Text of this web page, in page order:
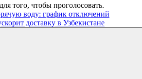
для того, чтобы проголосовать.
воду: график отключений
доставку в Узбекистане